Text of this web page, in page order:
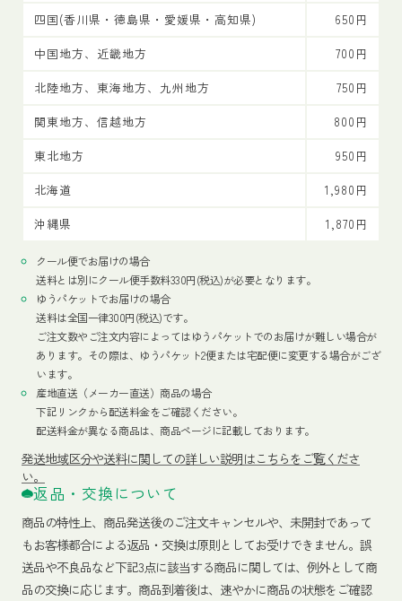
四国(香川県・徳島県・愛媛県・高知県)
650円
中国地方、近畿地方
700円
北陸地方、東海地方、九州地方
750円
関東地方、信越地方
800円
東北地方
950円
北海道
1,980円
沖縄県
1,870円
クール便でお届けの場合
送料とは別にクール便手数料330円(税込)が必要となります。
ゆうパケットでお届けの場合
送料は全国一律300円(税込)です。
ご注文数やご注文内容によってはゆうパケットでのお届けが難しい場合が
あります。その際は、ゆうパケット2便または宅配便に変更する場合がござ
います。
産地直送（メーカー直送）商品の場合
下記リンクから配送料金をご確認ください。
配送料金が異なる商品は、商品ページに記載しております。
発送地域区分や送料に関しての詳しい説明はこちらをご覧くださ
い。
返品・交換について
商品の特性上、商品発送後のご注文キャンセルや、未開封であって
もお客様都合による返品・交換は原則としてお受けできません。誤
送品や不良品など下記3点に該当する商品に関しては、例外として商
品の交換に応じます。商品到着後は、速やかに商品の状態をご確認